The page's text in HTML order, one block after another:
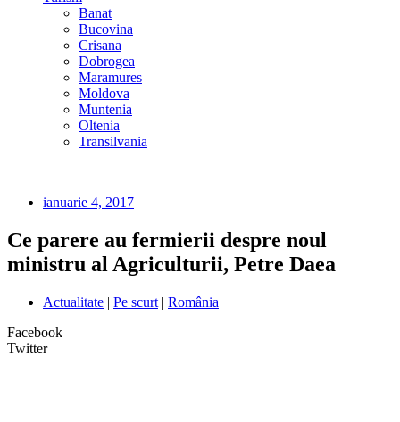
Banat
Bucovina
Crisana
Dobrogea
Maramures
Moldova
Muntenia
Oltenia
Transilvania
ianuarie 4, 2017
Ce parere au fermierii despre noul
ministru al Agriculturii, Petre Daea
Actualitate | Pe scurt | România
Facebook
Twitter